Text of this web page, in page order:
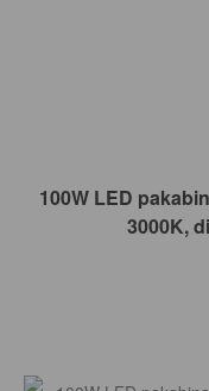
100W LED
3000K,